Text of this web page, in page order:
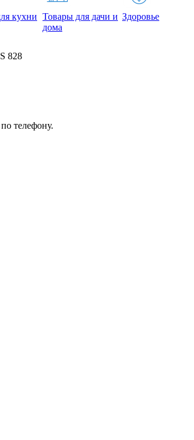
кухни Товары для дачи и
дома
Здоровье
828
телефону.